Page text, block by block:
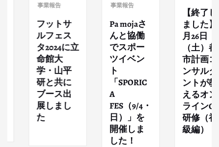
事業報告
フットサ
ルフェス
タ2024に立
命館大
学・山平
研と共に
ブース出
展しまし
事業報告
Pa mojaさ
んと協働
でスポー
ツイベン
「SPORIC
FES（9/4・
日）」を
開催しま
した！
【終了し
ました】6
月26日
（土）都
市計画コ
ンサルタ
ントが教
えるオン
ラインGIS
研修（初
級編）